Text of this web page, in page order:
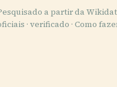
a partir da
· verificado · Como